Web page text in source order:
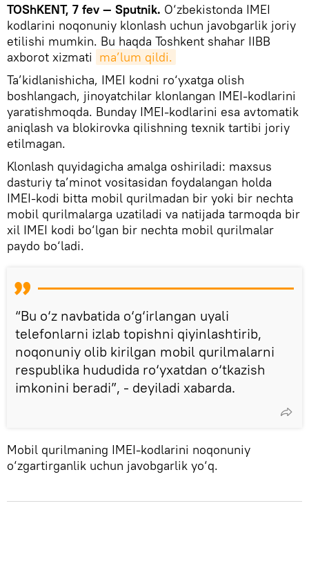
TOShKENT, 7 fev — Sputnik. O‘zbekistonda IMEI
kodlarini noqonuniy klonlash uchun javobgarlik joriy
etilishi mumkin. Bu haqda Toshkent shahar IIBB
axborot xizmati ma’lum qildi.
Ta’kidlanishicha, IMEI kodni ro‘yxatga olish
boshlangach, jinoyatchilar klonlangan IMEI-kodlarini
yaratishmoqda. Bunday IMEI-kodlarini esa avtomatik
aniqlash va blokirovka qilishning texnik tartibi joriy
etilmagan.
Klonlash quyidagicha amalga oshiriladi: maxsus
dasturiy ta’minot vositasidan foydalangan holda
IMEI-kodi bitta mobil qurilmadan bir yoki bir nechta
mobil qurilmalarga uzatiladi va natijada tarmoqda bir
xil IMEI kodi bo‘lgan bir nechta mobil qurilmalar
paydo bo‘ladi.
“Bu o‘z navbatida o‘g‘irlangan uyali
telefonlarni izlab topishni qiyinlashtirib,
noqonuniy olib kirilgan mobil qurilmalarni
respublika hududida ro‘yxatdan o‘tkazish
imkonini beradi”, - deyiladi xabarda.
Mobil qurilmaning IMEI-kodlarini noqonuniy
o‘zgartirganlik uchun javobgarlik yo‘q.